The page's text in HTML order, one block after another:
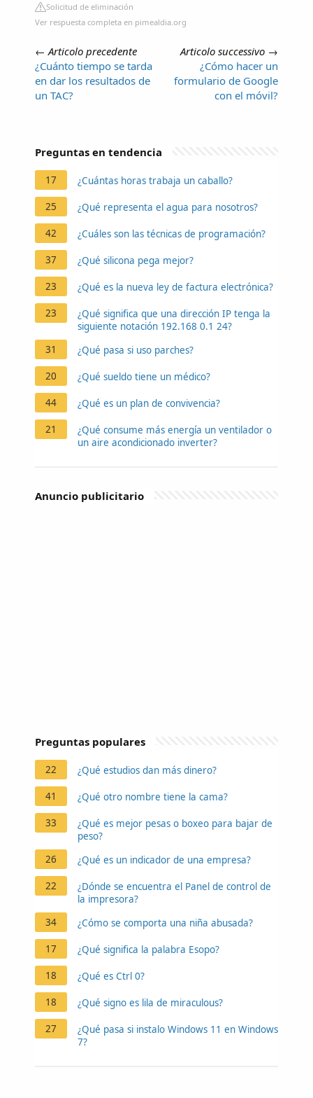
Solicitud de eliminación
Ver respuesta completa en pimealdia.org
← Articolo precedente
¿Cuánto tiempo se tarda
en dar los resultados de
un TAC?
Articolo successivo →
¿Cómo hacer un
formulario de Google
con el móvil?
Preguntas en tendencia
17 ¿Cuántas horas trabaja un caballo?
25 ¿Qué representa el agua para nosotros?
42 ¿Cuáles son las técnicas de programación?
37 ¿Qué silicona pega mejor?
23 ¿Qué es la nueva ley de factura electrónica?
23
¿Qué significa que una dirección IP tenga la
siguiente notación 192.168 0.1 24?
31
¿Qué pasa si uso parches?
20 ¿Qué sueldo tiene un médico?
44 ¿Qué es un plan de convivencia?
21
¿Qué consume más energía un ventilador o
un aire acondicionado inverter?
Anuncio publicitario
Preguntas populares
22 ¿Qué estudios dan más dinero?
41 ¿Qué otro nombre tiene la cama?
33
¿Qué es mejor pesas o boxeo para bajar de
peso?
26
¿Qué es un indicador de una empresa?
22
¿Dónde se encuentra el Panel de control de
la impresora?
34
¿Cómo se comporta una niña abusada?
17 ¿Qué significa la palabra Esopo?
18 ¿Qué es Ctrl 0?
18 ¿Qué signo es lila de miraculous?
27
¿Qué pasa si instalo Windows 11 en Windows
7?